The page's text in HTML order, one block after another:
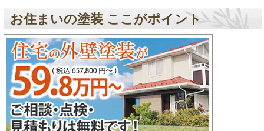
お住まいの塗装 ここがポイント